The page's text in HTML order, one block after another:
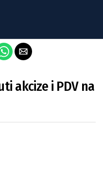
akcize i PDV na